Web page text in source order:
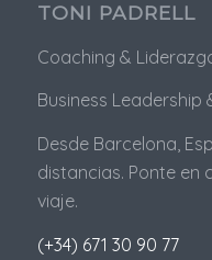
TONI PADRELL
Coaching &
Business Leadership
Desde Barcelona,
distancias. Ponte en
viaje.
(+34) 671 30 90 77